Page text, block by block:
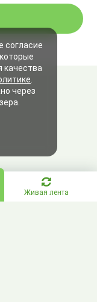
Живая лента
согласие
через